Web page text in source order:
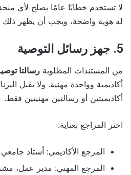
لا تستخدم خطابًا عامًا يصلح لأي
له هوية واضحة، ويجب أن يظهر
5. جهز رسائل التوصية
من المستندات المطلوبة رسالتا
أكاديمية وواحدة مهنية. ولا يقبل
أكاديميتين أو رسالتين مهنيتين فقط.
اختر المراجع بعناية:
المرجع الأكاديمي: أستاذ
المرجع المهني: مدير عمل،